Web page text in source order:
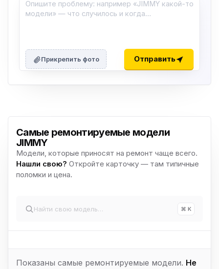
Прикрепить фото Отправить
Самые ремонтируемые модели
JIMMY
Модели, которые приносят на ремонт чаще всего.
Нашли свою? Откройте карточку — там типичные
поломки и цена.
⌘ K
Показаны самые ремонтируемые модели. Не